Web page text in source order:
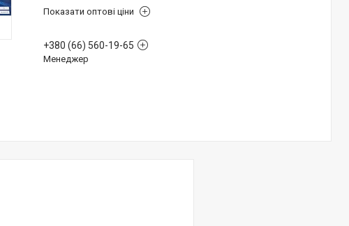
Показати оптові ціни
+380 (66) 560-19-65
Менеджер